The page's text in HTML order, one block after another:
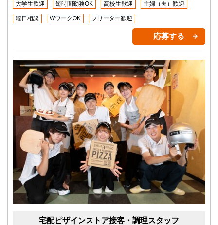
大学生歓迎 短時間勤務OK 高校生歓迎 主婦（夫）歓迎
曜日相談 WワークOK フリーター歓迎
応募する
宅配ピザインストア接客・調理スタッフ